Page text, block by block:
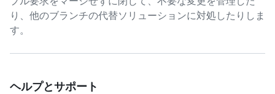
り、他のブランチの代替ソリューションに対処したりしま
す。
ヘルプとサポート